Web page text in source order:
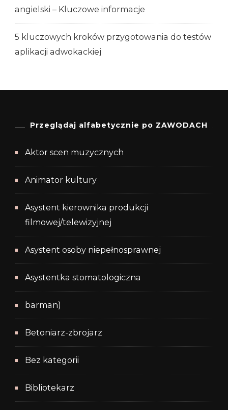
angielski – Kluczowe informacje
5 kluczowych kroków przygotowania do testów
aplikacji adwokackiej
Przeglądaj alfabetycznie po ZAWODACH
Aktor scen muzycznych
Animator kultury
Asystent kierownika produkcji
filmowej/telewizyjnej
Asystent osoby niepełnosprawnej
Asystentka stomatologiczna
barman)
Betoniarz-zbrojarz
Bez kategorii
Bibliotekarz